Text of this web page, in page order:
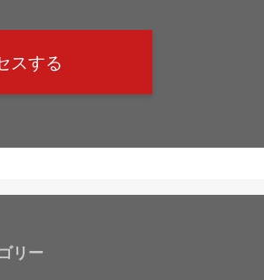
スする
リー